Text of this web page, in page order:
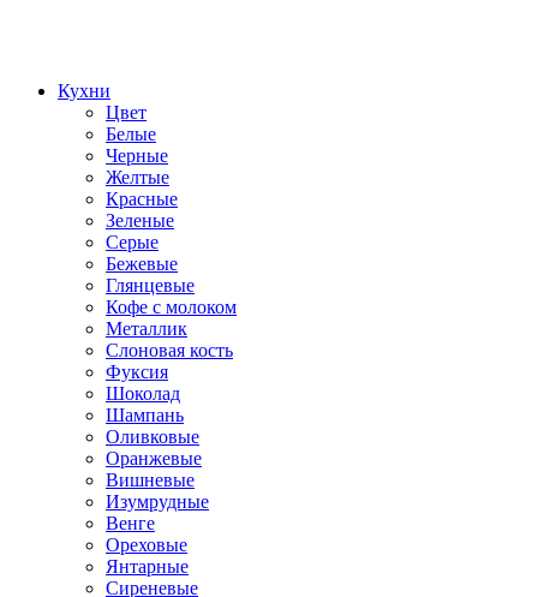
Кухни
Цвет
Белые
Черные
Желтые
Красные
Зеленые
Серые
Бежевые
Глянцевые
Кофе с молоком
Металлик
Слоновая кость
Фуксия
Шоколад
Шампань
Оливковые
Оранжевые
Вишневые
Изумрудные
Венге
Ореховые
Янтарные
Сиреневые